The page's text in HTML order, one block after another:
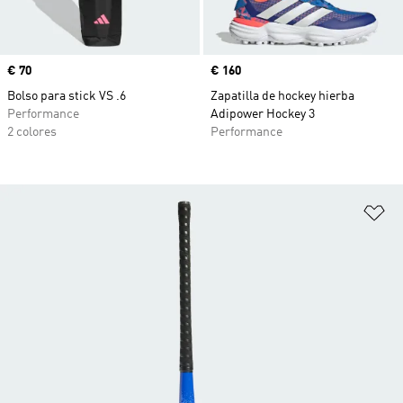
Precio
€ 70
Bolso para stick VS .6
Performance
2 colores
Precio
€ 160
Zapatilla de hockey hierba
Adipower Hockey 3
Performance